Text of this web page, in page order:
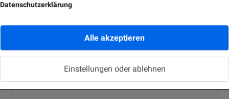
Datenschutzerklärung
Alle akzeptieren
Einstellungen oder ablehnen
Schreibe einen Kommentar